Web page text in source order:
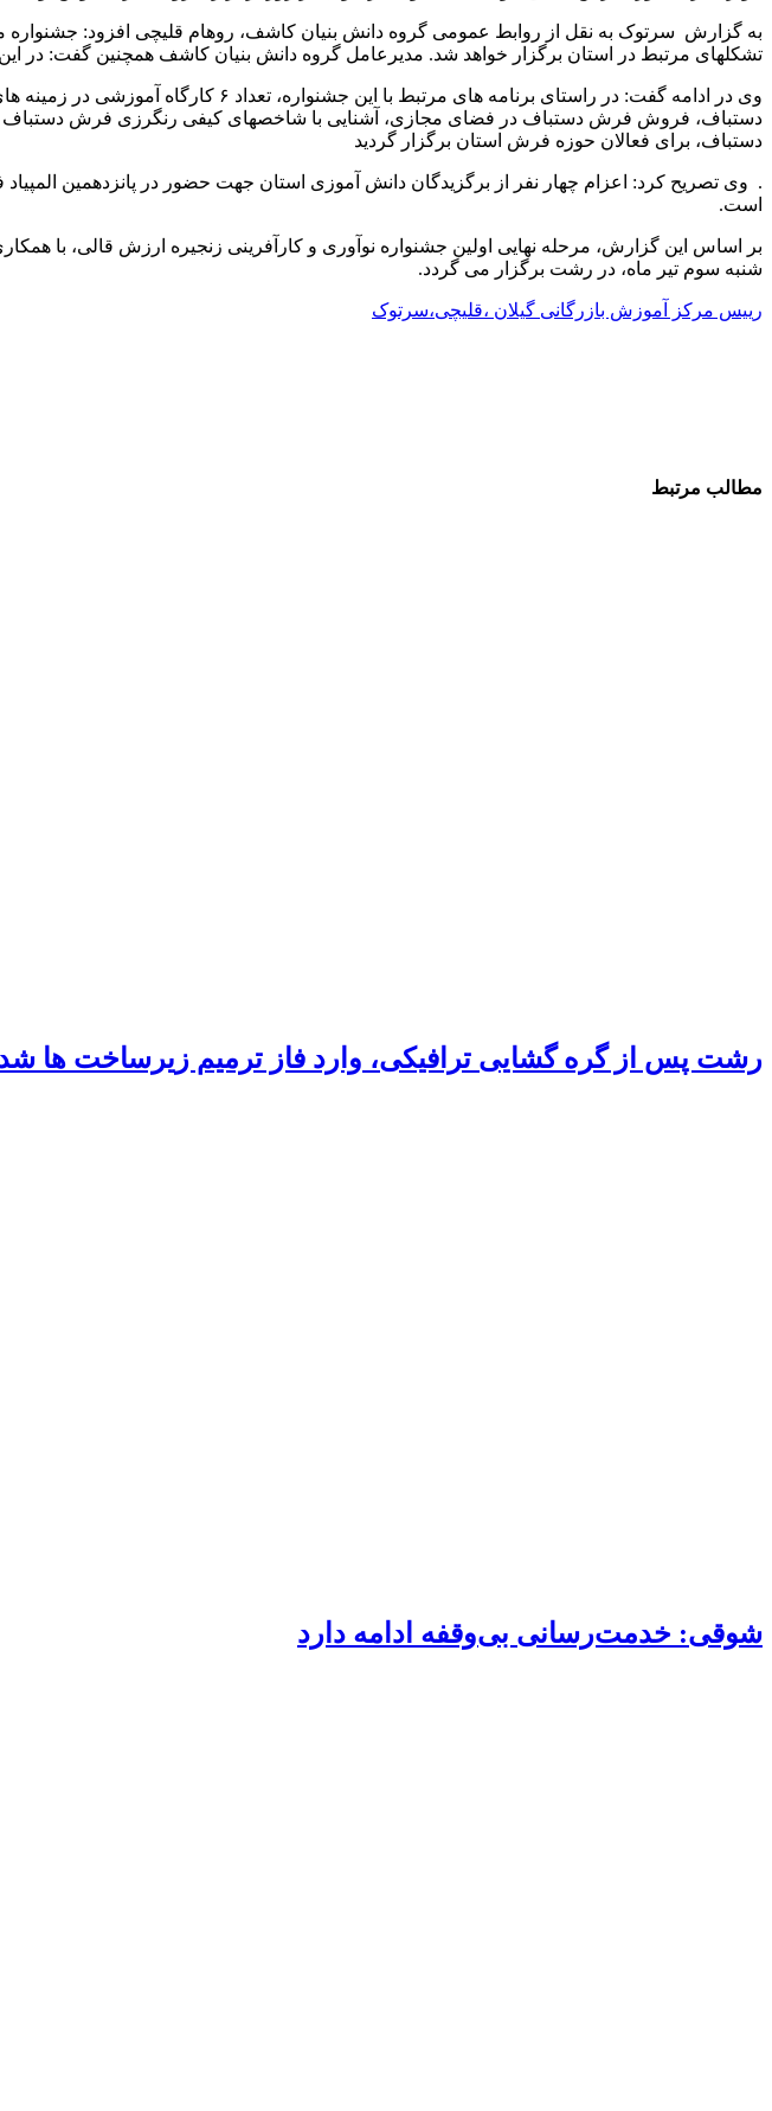
به گزارش سرتوک به نقل از روابط عمومی گروه دانش بنیان کاشف، روهام قلیچی افزود: جشنواره
تشکلهای مرتبط در استان برگزار خواهد شد. مدیرعامل گروه دانش بنیان کاشف همچنین گفت: در
وی در ادامه گفت: در راستای برنامه های
دستباف، فروش فرش دستباف در فضای مجازی، آشنایی با شاخصهای کیفی رنگرزی فرش دستباف
دستباف، برای فعالان حوزه فرش استان برگزار گردید
. وی تصریح کرد: اعزام چهار نفر از برگزیدگان دانش آموزی استان جهت حضور در پانزدهمین
است.
بر اساس این گزارش، مرحله نهایی اولین جشنواره نوآوری و کارآفرینی زنجیره ارزش قالی، با
شنبه سوم تیر ماه، در رشت برگزار می گردد.
رییس مرکز آموزش بازرگانی گیلان ،قلیچی،سرتوک
مطالب مرتبط
رشت پس از گره گشایی ترافیکی، وارد فاز ترمیم زیرساخت ها
شوقی: خدمت‌رسانی بی‌وقفه ادامه دارد